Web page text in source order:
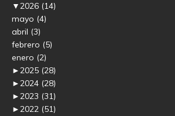
▼2026 (14)
mayo (4)
abril (3)
febrero (5)
enero (2)
►2025 (28)
►2024 (28)
►2023 (31)
►2022 (51)